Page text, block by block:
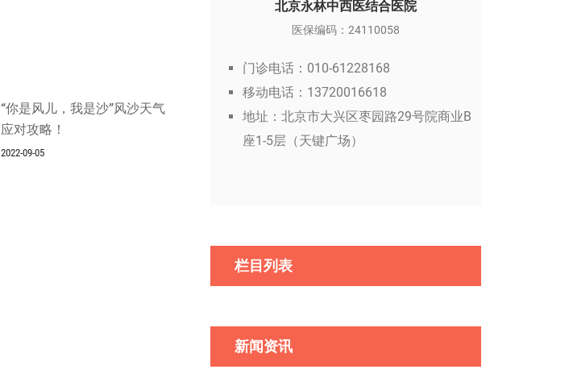
“你是风儿，我是沙”风沙天气
应对攻略！
2022-09-05
北京永林中西医结合医院
医保编码：24110058
门诊电话：010-61228168
移动电话：13720016618
地址：北京市大兴区枣园路29号院商业B
座1-5层（天键广场）
栏目列表
新闻资讯